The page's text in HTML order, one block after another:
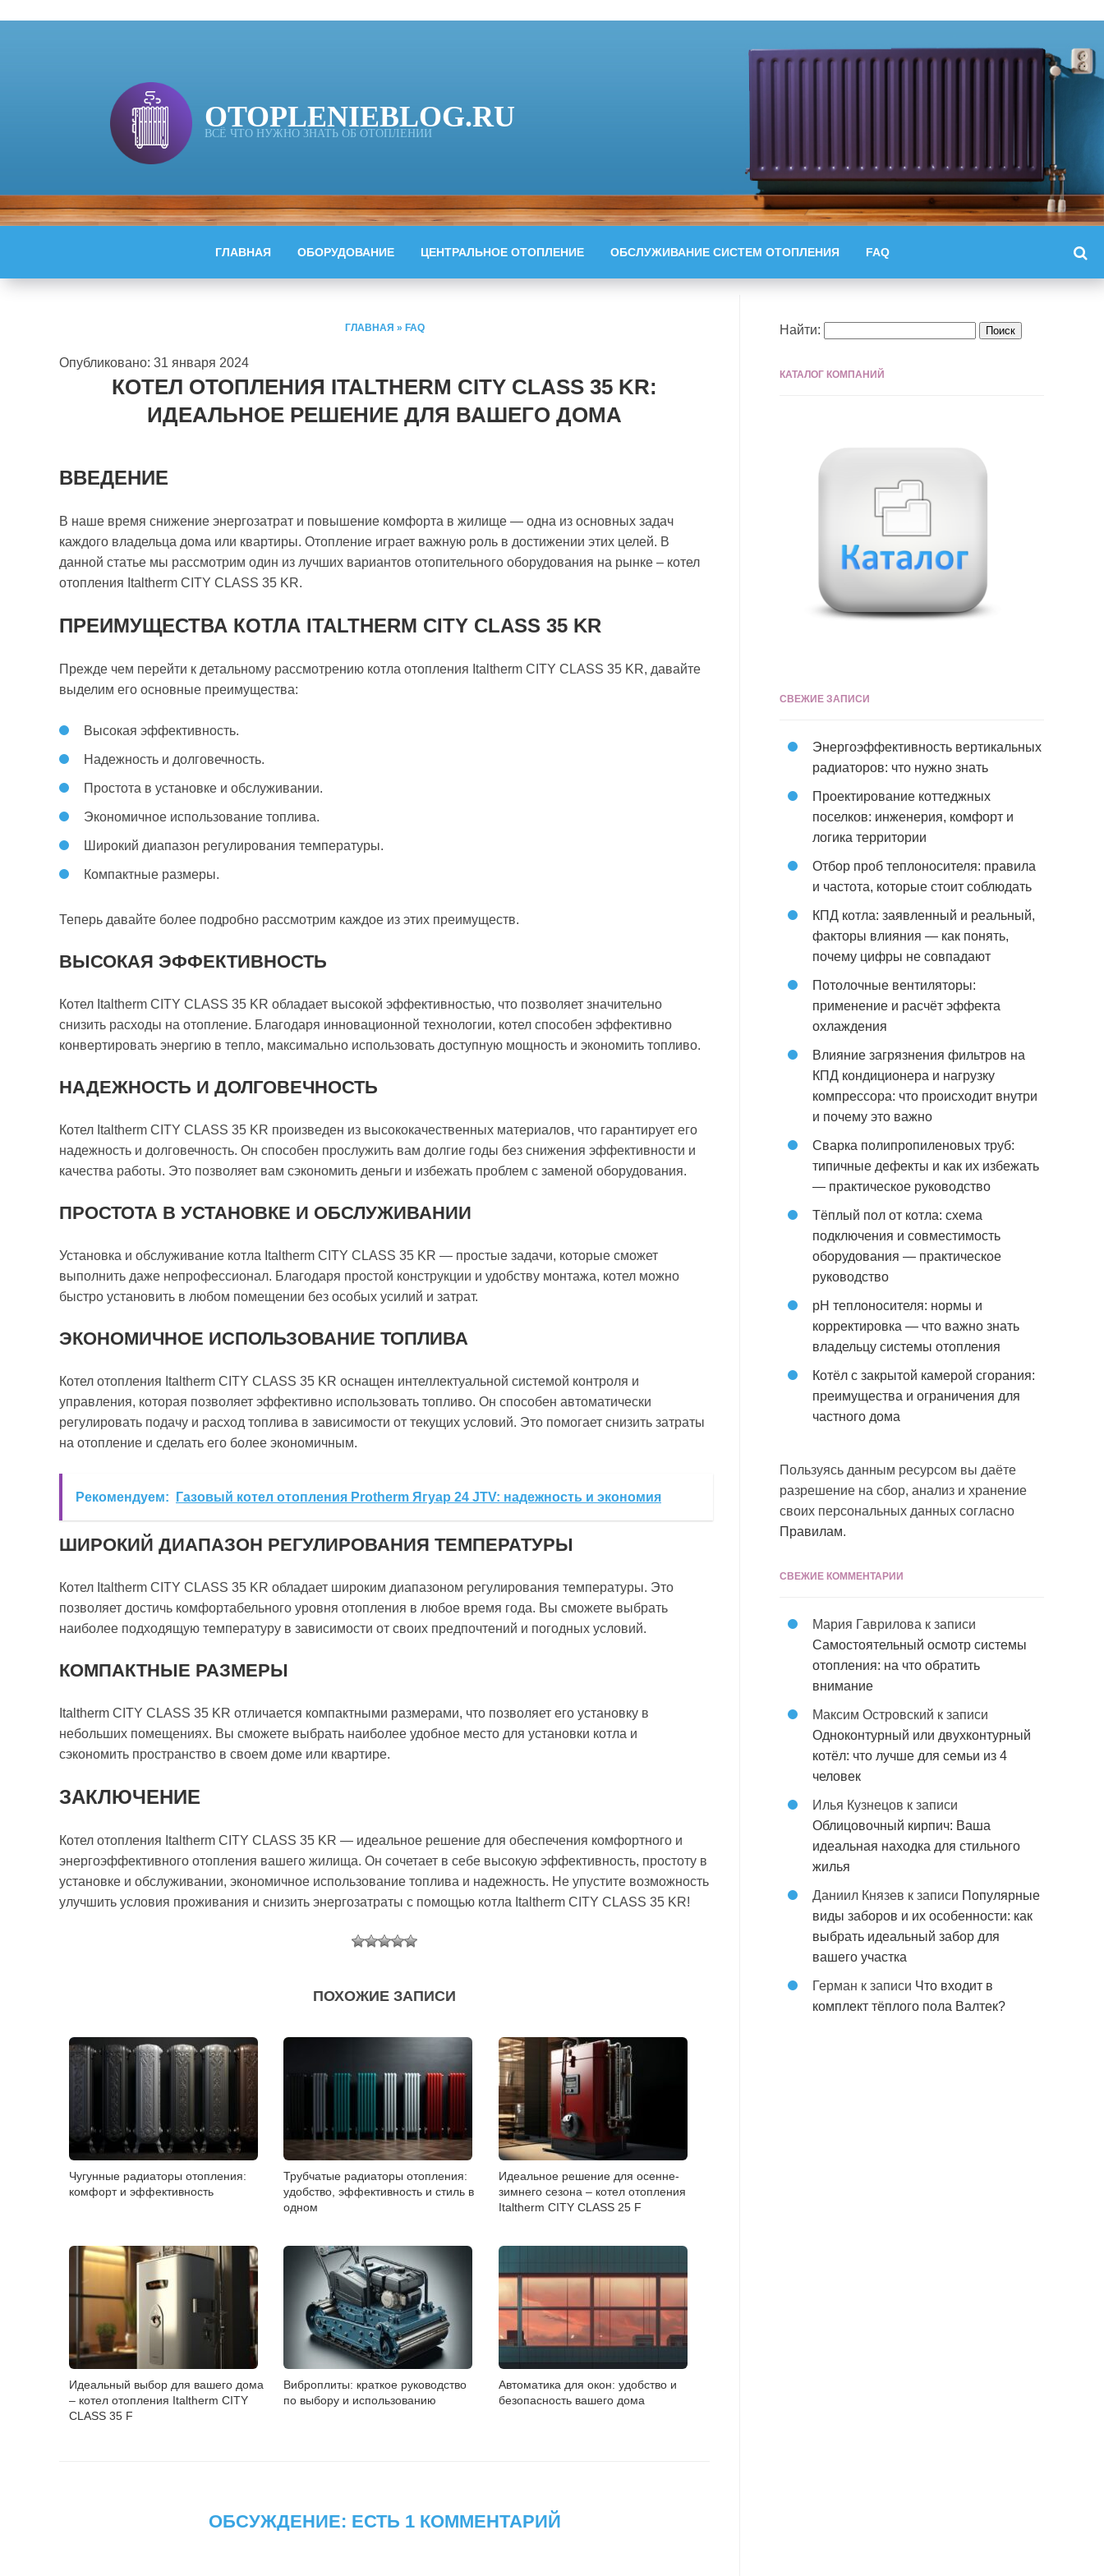
OTOPLENIEBLOG.RU
ВСЁ ЧТО НУЖНО ЗНАТЬ ОБ ОТОПЛЕНИИ
ГЛАВНАЯ ОБОРУДОВАНИЕ ЦЕНТРАЛЬНОЕ ОТОПЛЕНИЕ ОБСЛУЖИВАНИЕ СИСТЕМ ОТОПЛЕНИЯ FAQ
ГЛАВНАЯ » FAQ
Опубликовано: 31 января 2024
КОТЕЛ ОТОПЛЕНИЯ ITALTHERM CITY CLASS 35 KR:
ИДЕАЛЬНОЕ РЕШЕНИЕ ДЛЯ ВАШЕГО ДОМА
ВВЕДЕНИЕ
В наше время снижение энергозатрат и повышение комфорта в жилище — одна из основных задач
каждого владельца дома или квартиры. Отопление играет важную роль в достижении этих целей. В
данной статье мы рассмотрим один из лучших вариантов отопительного оборудования на рынке – котел
отопления Italtherm CITY CLASS 35 KR.
ПРЕИМУЩЕСТВА КОТЛА ITALTHERM CITY CLASS 35 KR
Прежде чем перейти к детальному рассмотрению котла отопления Italtherm CITY CLASS 35 KR, давайте
выделим его основные преимущества:
Высокая эффективность.
Надежность и долговечность.
Простота в установке и обслуживании.
Экономичное использование топлива.
Широкий диапазон регулирования температуры.
Компактные размеры.
Теперь давайте более подробно рассмотрим каждое из этих преимуществ.
ВЫСОКАЯ ЭФФЕКТИВНОСТЬ
Котел Italtherm CITY CLASS 35 KR обладает высокой эффективностью, что позволяет значительно
снизить расходы на отопление. Благодаря инновационной технологии, котел способен эффективно
конвертировать энергию в тепло, максимально использовать доступную мощность и экономить топливо.
НАДЕЖНОСТЬ И ДОЛГОВЕЧНОСТЬ
Котел Italtherm CITY CLASS 35 KR произведен из высококачественных материалов, что гарантирует его
надежность и долговечность. Он способен прослужить вам долгие годы без снижения эффективности и
качества работы. Это позволяет вам сэкономить деньги и избежать проблем с заменой оборудования.
ПРОСТОТА В УСТАНОВКЕ И ОБСЛУЖИВАНИИ
Установка и обслуживание котла Italtherm CITY CLASS 35 KR — простые задачи, которые сможет
выполнить даже непрофессионал. Благодаря простой конструкции и удобству монтажа, котел можно
быстро установить в любом помещении без особых усилий и затрат.
ЭКОНОМИЧНОЕ ИСПОЛЬЗОВАНИЕ ТОПЛИВА
Котел отопления Italtherm CITY CLASS 35 KR оснащен интеллектуальной системой контроля и
управления, которая позволяет эффективно использовать топливо. Он способен автоматически
регулировать подачу и расход топлива в зависимости от текущих условий. Это помогает снизить затраты
на отопление и сделать его более экономичным.
Рекомендуем: Газовый котел отопления Protherm Ягуар 24 JTV: надежность и экономия
ШИРОКИЙ ДИАПАЗОН РЕГУЛИРОВАНИЯ ТЕМПЕРАТУРЫ
Котел Italtherm CITY CLASS 35 KR обладает широким диапазоном регулирования температуры. Это
позволяет достичь комфортабельного уровня отопления в любое время года. Вы сможете выбрать
наиболее подходящую температуру в зависимости от своих предпочтений и погодных условий.
КОМПАКТНЫЕ РАЗМЕРЫ
Italtherm CITY CLASS 35 KR отличается компактными размерами, что позволяет его установку в
небольших помещениях. Вы сможете выбрать наиболее удобное место для установки котла и
сэкономить пространство в своем доме или квартире.
ЗАКЛЮЧЕНИЕ
Котел отопления Italtherm CITY CLASS 35 KR — идеальное решение для обеспечения комфортного и
энергоэффективного отопления вашего жилища. Он сочетает в себе высокую эффективность, простоту в
установке и обслуживании, экономичное использование топлива и надежность. Не упустите возможность
улучшить условия проживания и снизить энергозатраты с помощью котла Italtherm CITY CLASS 35 KR!
ПОХОЖИЕ ЗАПИСИ
Чугунные радиаторы отопления:
комфорт и эффективность
Трубчатые радиаторы отопления:
удобство, эффективность и стиль в
одном
Идеальное решение для осенне-
зимнего сезона – котел отопления
Italtherm CITY CLASS 25 F
Идеальный выбор для вашего дома
– котел отопления Italtherm CITY
CLASS 35 F
Виброплиты: краткое руководство
по выбору и использованию
Автоматика для окон: удобство и
безопасность вашего дома
ОБСУЖДЕНИЕ: ЕСТЬ 1 КОММЕНТАРИЙ
Найти:
КАТАЛОГ КОМПАНИЙ
СВЕЖИЕ ЗАПИСИ
Энергоэффективность вертикальных
радиаторов: что нужно знать
Проектирование коттеджных
поселков: инженерия, комфорт и
логика территории
Отбор проб теплоносителя: правила
и частота, которые стоит соблюдать
КПД котла: заявленный и реальный,
факторы влияния — как понять,
почему цифры не совпадают
Потолочные вентиляторы:
применение и расчёт эффекта
охлаждения
Влияние загрязнения фильтров на
КПД кондиционера и нагрузку
компрессора: что происходит внутри
и почему это важно
Сварка полипропиленовых труб:
типичные дефекты и как их избежать
— практическое руководство
Тёплый пол от котла: схема
подключения и совместимость
оборудования — практическое
руководство
pH теплоносителя: нормы и
корректировка — что важно знать
владельцу системы отопления
Котёл с закрытой камерой сгорания:
преимущества и ограничения для
частного дома
Пользуясь данным ресурсом вы даёте
разрешение на сбор, анализ и хранение
своих персональных данных согласно
Правилам.
СВЕЖИЕ КОММЕНТАРИИ
Мария Гаврилова к записи
Самостоятельный осмотр системы
отопления: на что обратить
внимание
Максим Островский к записи
Одноконтурный или двухконтурный
котёл: что лучше для семьи из 4
человек
Илья Кузнецов к записи
Облицовочный кирпич: Ваша
идеальная находка для стильного
жилья
Даниил Князев к записи Популярные
виды заборов и их особенности: как
выбрать идеальный забор для
вашего участка
Герман к записи Что входит в
комплект тёплого пола Валтек?